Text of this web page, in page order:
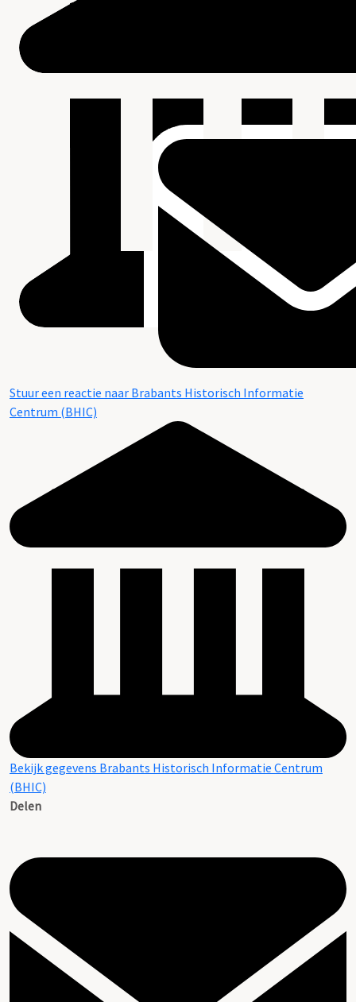
Stuur een reactie naar Brabants Historisch Informatie
Centrum (BHIC)
Bekijk gegevens Brabants Historisch Informatie Centrum
(BHIC)
Delen